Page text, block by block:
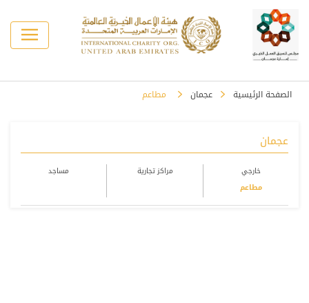
الصفحة الرئيسية عجمان مطاعم
عجمان
خارجي مراكز تجارية
مساجد
مطاعم